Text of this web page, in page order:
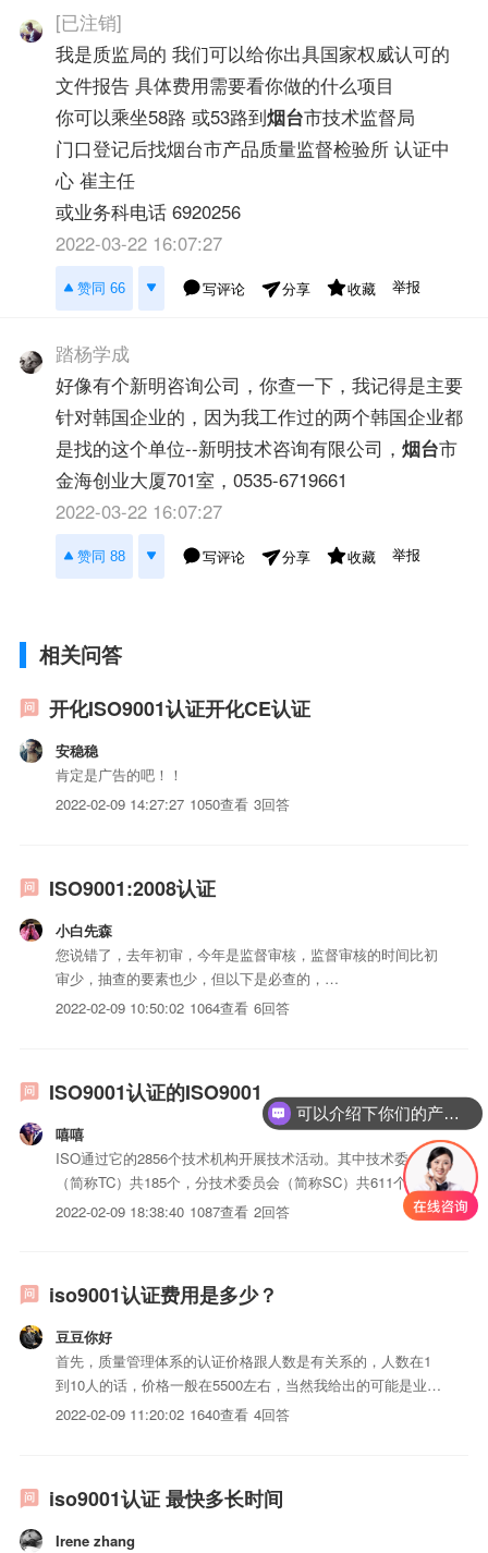
[已注销]
我是质监局的 我们可以给你出具国家权威认可的
文件报告 具体费用需要看你做的什么项目
你可以乘坐58路 或53路到烟台市技术监督局
门口登记后找烟台市产品质量监督检验所 认证中
心 崔主任
或业务科电话 6920256
2022-03-22 16:07:27
赞同 66 写评论 分享 收藏 举报
踏杨学成
好像有个新明咨询公司，你查一下，我记得是主要
针对韩国企业的，因为我工作过的两个韩国企业都
是找的这个单位--新明技术咨询有限公司，烟台市
金海创业大厦701室，0535-6719661
2022-03-22 16:07:27
赞同 88 写评论 分享 收藏 举报
相关问答
开化ISO9001认证开化CE认证
安稳稳
肯定是广告的吧！！
2022-02-09 14:27:27 1050查看 3回答
ISO9001:2008认证
小白先森
您说错了，去年初审，今年是监督审核，监督审核的时间比初
审少，抽查的要素也少，但以下是必查的，
4.1;4.2.3;4.2.4;5;6.1;7.1;7.3;7.5.1;7.5.2;8.2.1;8.2.4;8.3，其余
2022-02-09 10:50:02 1064查看 6回答
ISO9001认证的ISO9001
嘻嘻
ISO通过它的2856个技术机构开展技术活动。其中技术委员会
（简称TC）共185个，分技术委员会（简称SC）共611个，工
作组（WG）2022个，特别工作组38个。
2022-02-09 18:38:40 1087查看 2回答
iso9001认证费用是多少？
豆豆你好
首先，质量管理体系的认证价格跟人数是有关系的，人数在1
到10人的话，价格一般在5500左右，当然我给出的可能是业内
性价比比较高的价格，很多可能会高一些。不过大家也看到
2022-02-09 11:20:02 1640查看 4回答
iso9001认证 最快多长时间
Irene zhang
可以介绍下你们的产品么？